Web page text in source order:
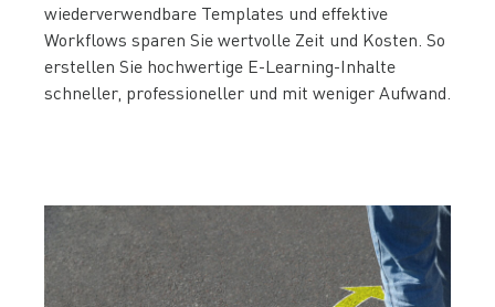
wiederverwendbare Templates und effektive
Workflows sparen Sie wertvolle Zeit und Kosten. So
erstellen Sie hochwertige E-Learning-Inhalte
schneller, professioneller und mit weniger Aufwand.